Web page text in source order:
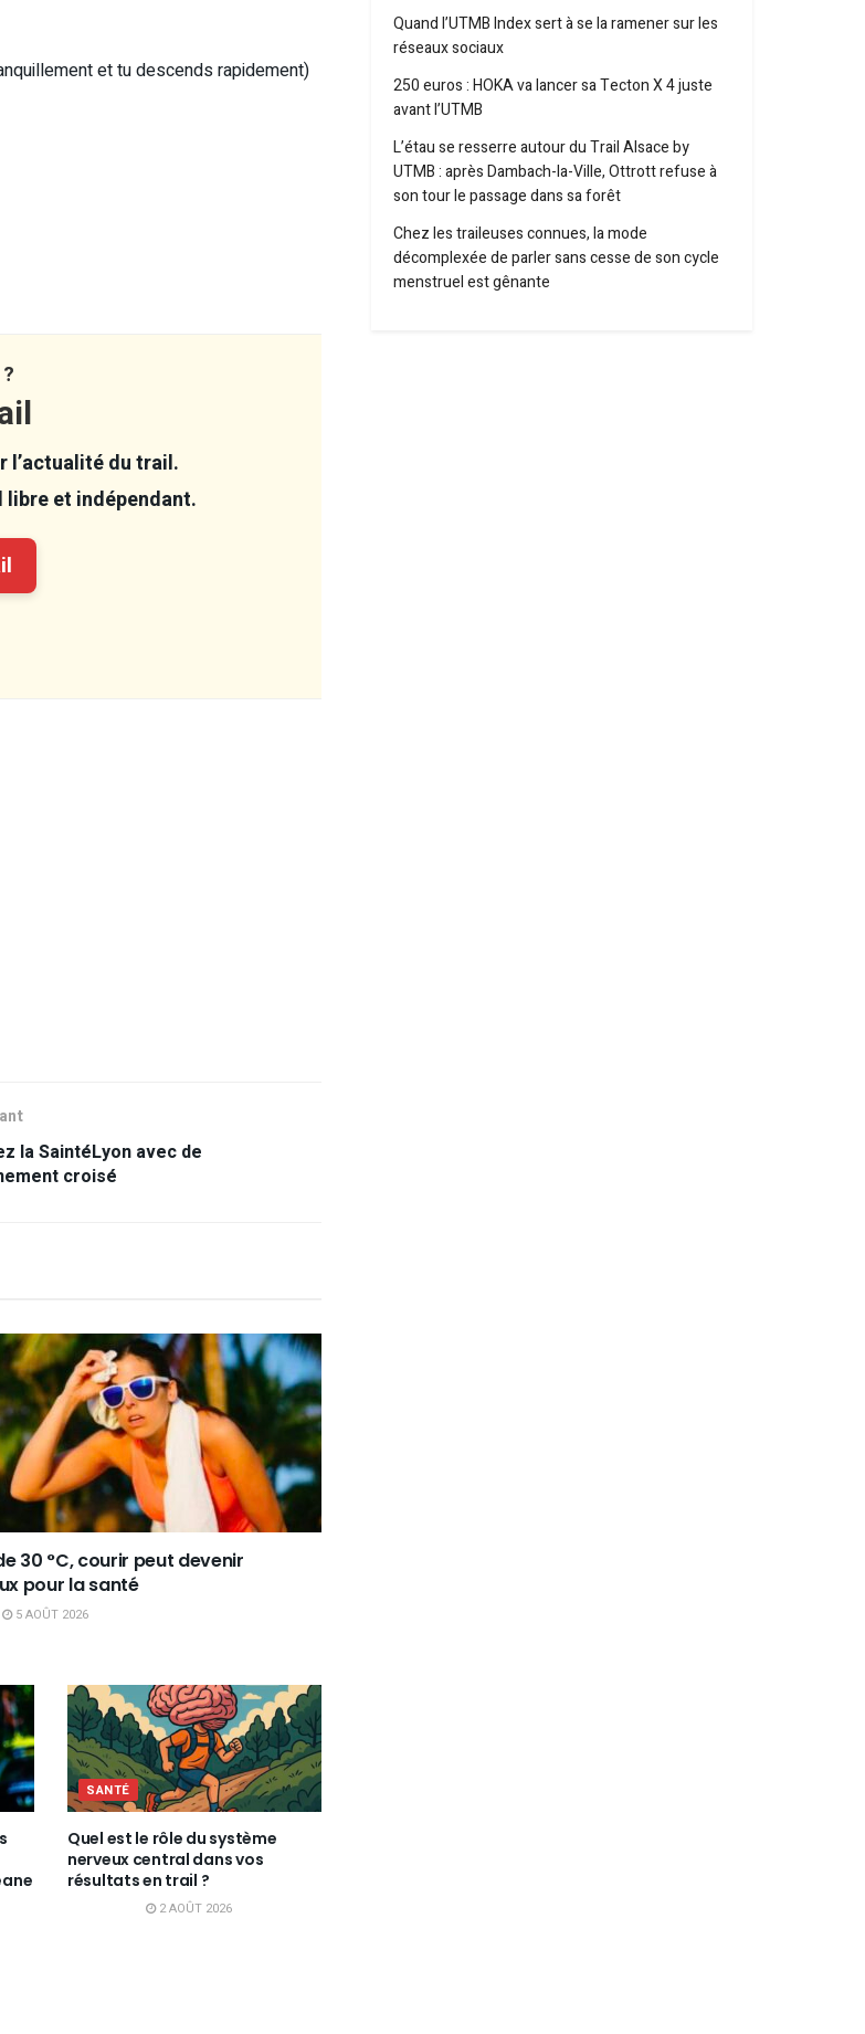
et tu descends rapidement)
l’actualité du trail.
et indépendant.
la SaintéLyon avec de
croisé
30 °C, courir peut devenir
pour la santé
5 AOÛT 2026
SANTÉ
Quel est le rôle du système
nerveux central dans vos
résultats en trail ?
2 AOÛT 2026
Quand l’UTMB Index sert à se la ramener sur les
réseaux sociaux
250 euros : HOKA va lancer sa Tecton X 4 juste
avant l’UTMB
L’étau se resserre autour du Trail Alsace by
UTMB : après Dambach-la-Ville, Ottrott refuse à
son tour le passage dans sa forêt
Chez les traileuses connues, la mode
décomplexée de parler sans cesse de son cycle
menstruel est gênante